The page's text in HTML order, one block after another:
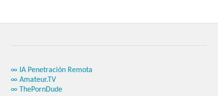
∞ IA Penetración Remota
∞ Amateur.TV
∞ ThePornDude